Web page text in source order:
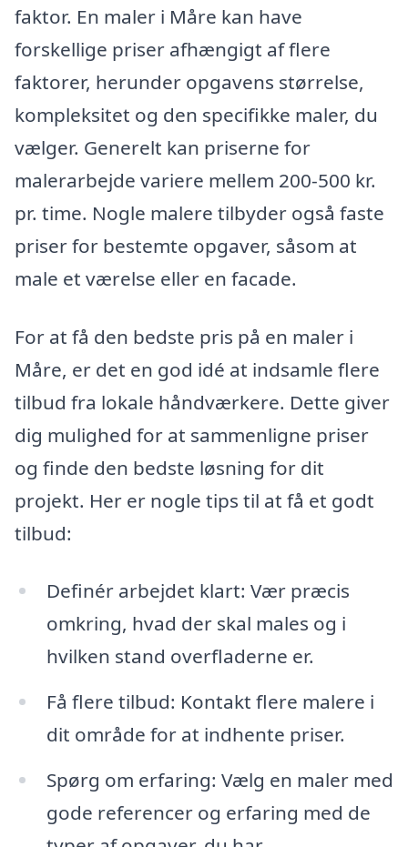
faktor. En maler i Måre kan have
forskellige priser afhængigt af flere
faktorer, herunder opgavens størrelse,
kompleksitet og den specifikke maler, du
vælger. Generelt kan priserne for
malerarbejde variere mellem 200-500 kr.
pr. time. Nogle malere tilbyder også faste
priser for bestemte opgaver, såsom at
male et værelse eller en facade.
For at få den bedste pris på en maler i
Måre, er det en god idé at indsamle flere
tilbud fra lokale håndværkere. Dette giver
dig mulighed for at sammenligne priser
og finde den bedste løsning for dit
projekt. Her er nogle tips til at få et godt
tilbud:
Definér arbejdet klart: Vær præcis
omkring, hvad der skal males og i
hvilken stand overfladerne er.
Få flere tilbud: Kontakt flere malere i
dit område for at indhente priser.
Spørg om erfaring: Vælg en maler med
gode referencer og erfaring med de